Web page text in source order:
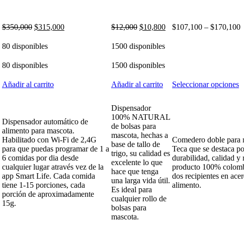
$350,000 $315,000 $12,000 $10,800 $107,100 – $170,100
80 disponibles 1500 disponibles
80 disponibles 1500 disponibles
Añadir al carrito Añadir al carrito Seleccionar opciones
Dispensador automático de
alimento para mascota.
Habilitado con Wi-Fi de 2,4G
para que puedas programar de 1 a
6 comidas por dia desde
cualquier lugar através vez de la
app Smart Life. Cada comida
tiene 1-15 porciones, cada
porción de aproximadamente
15g.
Dispensador
100% NATURAL
de bolsas para
mascota, hechas a
base de tallo de
trigo, su calidad es
excelente lo que
hace que tenga
una larga vida útil.
Es ideal para
cualquier rollo de
bolsas para
mascota.
Comedero doble para
Teca que se destaca
durabilidad, calidad y
producto 100%
dos recipientes en
alimento.